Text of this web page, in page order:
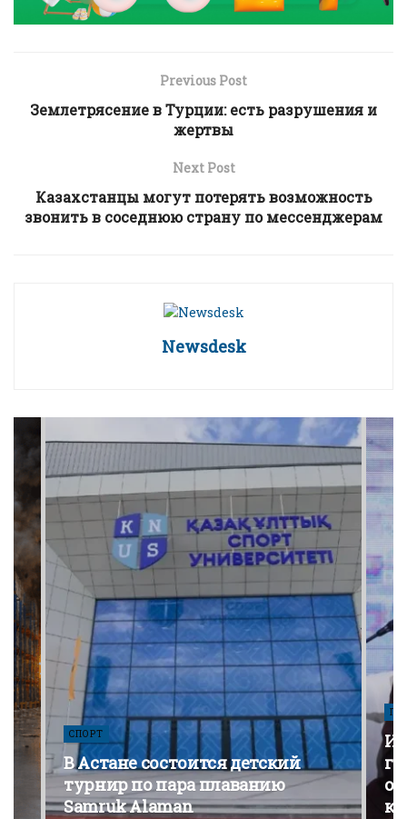
Previous Post
Землетрясение в Турции: есть разрушения и
жертвы
Next Post
Казахстанцы могут потерять возможность
звонить в соседнюю страну по мессенджерам
Newsdesk
СПОРТ
В Астане состоится детский
турнир по пара плаванию
Samruk Alaman